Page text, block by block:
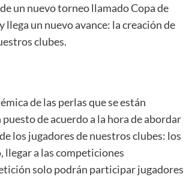
un nuevo torneo llamado Copa de
llega un nuevo avance: la creación de
clubes.
de las perlas que se están
de acuerdo a la hora de abordar
los jugadores de nuestros clubes: los
llegar a las competiciones
solo podrán participar jugadores